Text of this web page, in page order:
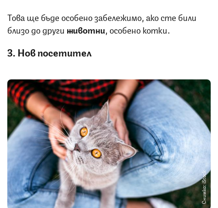
Това ще бъде особено забележимо, ако сте били
близо до други животни , особено котки.
3. Нов посетител
Снимка: iStock